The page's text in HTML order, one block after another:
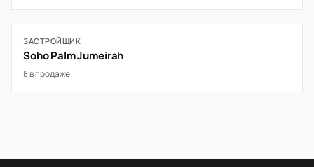
ЗАСТРОЙЩИК
Soho Palm Jumeirah
8 в продаже